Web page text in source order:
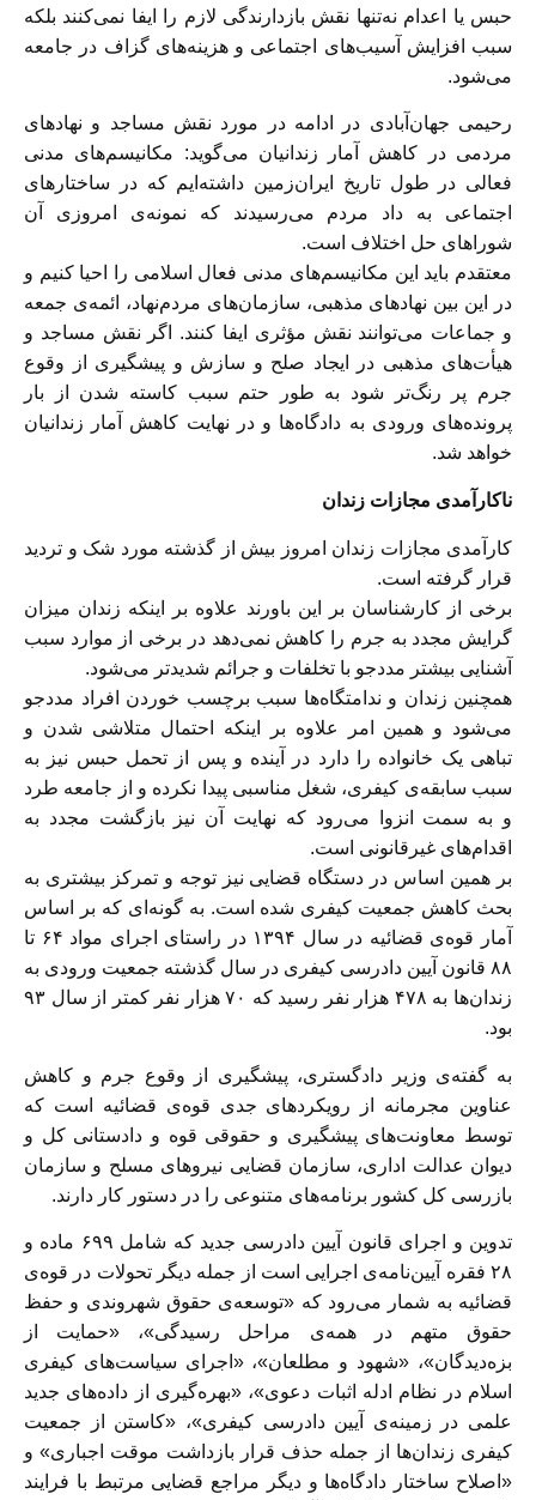
حبس یا اعدام نه‌تنها نقش بازدارندگی لازم را ایفا نمی‌کنند بلکه
سبب افزایش آسیب‌های اجتماعی و هزینه‌های گزاف در جامعه
می‌شود.
رحیمی جهان‌آبادی در ادامه در مورد نقش مساجد و نهادهای
مردمی در کاهش آمار زندانیان می‌گوید: مکانیسم‌های مدنی
فعالی در طول تاریخ ایران‌زمین داشته‌ایم که در ساختارهای
اجتماعی به داد مردم می‌رسیدند که نمونه‌ی امروزی آن
شوراهای حل اختلاف است.
معتقدم باید این مکانیسم‌های مدنی فعال اسلامی را احیا کنیم و
در این بین نهاد‌های مذهبی، سازمان‌های مردم‌نهاد، ائمه‌ی جمعه
و جماعات می‌توانند نقش مؤثری ایفا کنند. اگر نقش مساجد و
هیأت‌های مذهبی در ایجاد صلح و سازش و پیشگیری از وقوع
جرم پر رنگ‌تر شود به طور حتم سبب کاسته شدن از بار
پرونده‌های ورودی به دادگاه‌ها و در نهایت کاهش آمار زندانیان
خواهد شد.
ناکارآمدی مجازات زندان
کارآمدی مجازات زندان امروز بیش از گذشته مورد شک و تردید
قرار گرفته است.
برخی از کارشناسان بر این باورند علاوه بر اینکه زندان میزان
گرایش مجدد به جرم را کاهش نمی‌دهد در برخی از موارد سبب
آشنایی بیشتر مددجو با تخلفات و جرائم شدیدتر می‌شود.
همچنین زندان و ندامتگاه‌ها سبب برچسب خوردن افراد مددجو
می‌شود و همین امر علاوه بر اینکه احتمال متلاشی شدن و
تباهی یک خانواده را دارد در آینده و پس از تحمل حبس نیز به
سبب سابقه‌ی کیفری، شغل مناسبی پیدا نکرده و از جامعه طرد
و به سمت انزوا می‌رود که نهایت آن نیز بازگشت مجدد به
اقدام‌های غیرقانونی است.
بر همین اساس در دستگاه قضایی نیز توجه و تمرکز بیشتری به
بحث کاهش جمعیت کیفری شده است. به گونه‌ای که بر اساس
آمار قوه‌ی قضائیه در سال ۱۳۹۴ در راستای اجرای مواد ۶۴ تا
۸۸ قانون آیین دادرسی کیفری در سال گذشته جمعیت ورودی به
زندان‌ها به ۴۷۸ هزار نفر رسید که ۷۰ هزار نفر کمتر از سال ۹۳
بود.
به گفته‌ی وزیر دادگستری، پیشگیری از وقوع جرم و کاهش
عناوین مجرمانه از رویکردهای جدی قوه‌ی قضائیه است که
توسط معاونت‌های پیشگیری و حقوقی قوه و دادستانی کل و
دیوان عدالت اداری، سازمان قضایی نیروهای مسلح و سازمان
بازرسی کل کشور برنامه‌های متنوعی را در دستور کار دارند.
تدوین و اجرای قانون آیین دادرسی جدید که شامل ۶۹۹ ماده و
۲۸ فقره آیین‏‌نامه‌ی اجرایی است از جمله دیگر تحولات در قوه‌ی
قضائیه به شمار می‌رود که «توسعه‌ی حقوق شهروندی و حفظ
حقوق متهم در همه‌ی مراحل رسیدگی»، «حمایت از
بزه‌‏دیدگان»، «شهود و مطلعان»، «اجرای سیاست‏‌های کیفری
اسلام در نظام ادله اثبات دعوی»، «بهره‌گیری از داده‏‌های جدید
علمی در زمینه‌ی آیین دادرسی کیفری»، «کاستن از جمعیت
کیفری زندان‏‌ها از جمله حذف قرار بازداشت موقت اجباری» و
«اصلاح ساختار دادگاه‌ها و دیگر مراجع قضایی مرتبط با فرایند